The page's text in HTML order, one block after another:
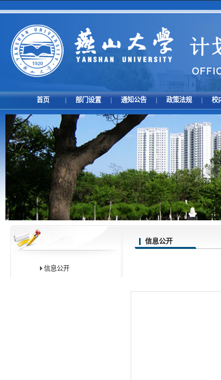
首页 部门设置 通知公告 政策法规 校
信息公开
信息公开